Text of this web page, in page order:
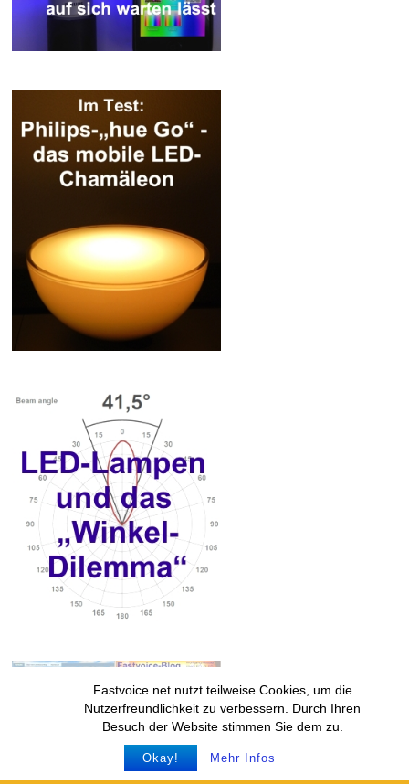
Fastvoice.net nutzt teilweise Cookies, um die
Nutzerfreundlichkeit zu verbessern. Durch Ihren
Besuch der Website stimmen Sie dem zu.
Okay! Mehr Infos